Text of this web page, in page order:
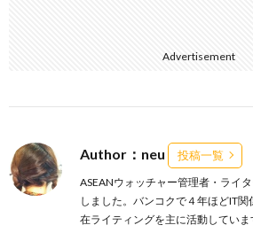
Advertisement
Author：neu 投稿一覧
ASEANウォッチャー管理者・ライ
しました。バンコクで４年ほどIT関
在ライティングを主に活動してい